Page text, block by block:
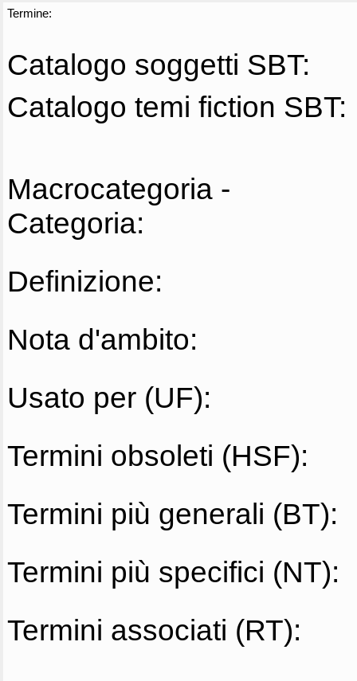
Termine:
Catalogo soggetti SBT:
Catalogo temi fiction SBT:
Macrocategoria -
Categoria:
Definizione:
Nota d'ambito:
Usato per (UF):
Termini obsoleti (HSF):
Termini più generali (BT):
Termini più specifici (NT):
Termini associati (RT):